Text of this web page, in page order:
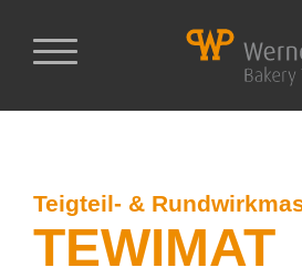
Teigteil- &
TEWIMAT